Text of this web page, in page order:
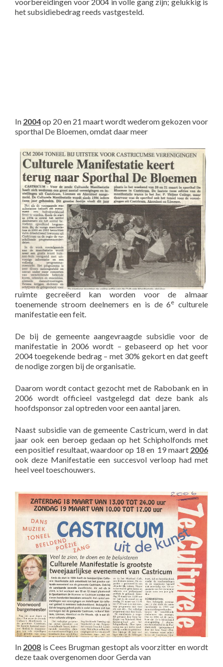
het subsidiebedrag reeds vastgesteld.
In 2004op 20 en 21 maart wordt wederom gekozen voor
sporthal De Bloemen, omdat daar meer
ruimte gecreëerd kan worden voor de almaar
toenemende stroom deelnemers en is de 6e culturele
manifestatie een feit.
De bij de gemeente aangevraagde subsidie voor de
manifestatie in 2006 wordt – gebaseerd op het voor
2004 toegekende bedrag – met 30% gekort en dat geeft
de nodige zorgen bij de organisatie.
Daarom wordt contact gezocht met de Rabobank en in
2006 wordt officieel vastgelegd dat deze bank als
hoofdsponsor zal optreden voor een aantal jaren.
Naast subsidie van de gemeente Castricum, werd in dat
jaar ook een beroep gedaan op het Schipholfonds met
een positief resultaat, waardoor op 18 en 19 maart 2006
ook deze Manifestatie een succesvol verloop had met
heel veel toeschouwers.
In 2008 is Cees Brugman gestopt als voorzitter en wordt
deze taak overgenomen door Gerda van